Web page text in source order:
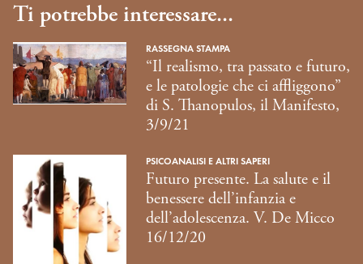
Ti potrebbe interessare...
RASSEGNA STAMPA
“Il realismo, tra passato e futuro,
e le patologie che ci affliggono”
di S. Thanopulos, il Manifesto,
3/9/21
PSICOANALISI E ALTRI SAPERI
Futuro presente. La salute e il
benessere dell’infanzia e
dell’adolescenza. V. De Micco
16/12/20